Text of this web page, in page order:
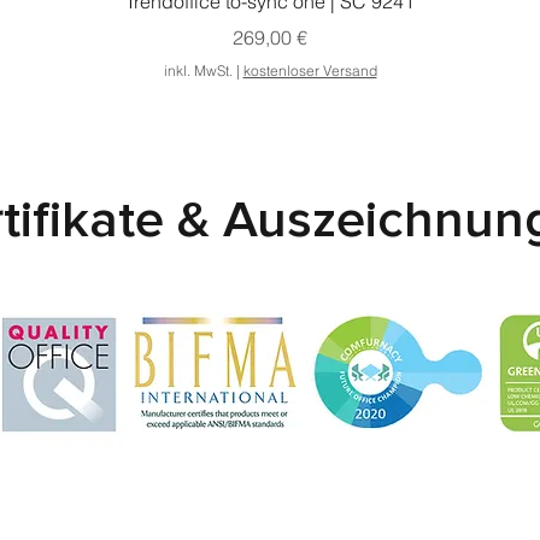
Preis
269,00 €
inkl. MwSt. | kostenloser Versand
&